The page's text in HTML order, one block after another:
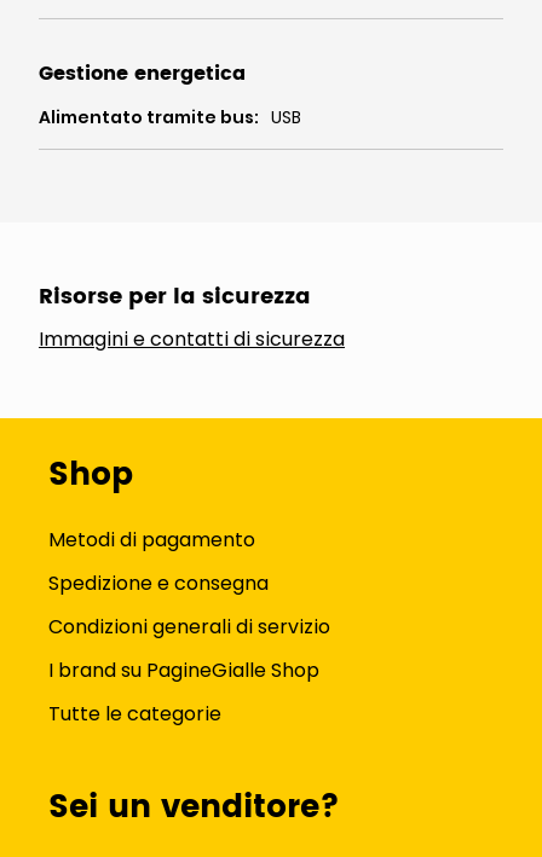
Gestione energetica
Alimentato tramite bus: USB
Risorse per la sicurezza
Immagini e contatti di sicurezza
Shop
Metodi di pagamento
Spedizione e consegna
Condizioni generali di servizio
I brand su PagineGialle Shop
Tutte le categorie
Sei un venditore?